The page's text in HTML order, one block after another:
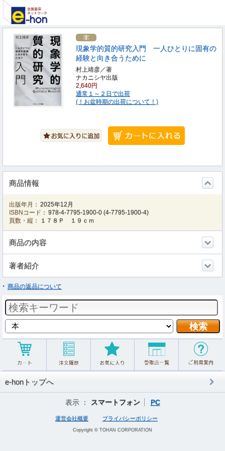
現象学的質的研究入門 一人ひとりに固有の
経験と向き合うために
村上靖彦／著
ナカニシヤ出版
2,640円
通常１～２日で出荷
(！お盆時期の出荷について！)
商品情報
出版年月： 2025年12月
ISBNコード： 978-4-7795-1900-0 (4-7795-1900-4)
頁数・縦：
１７８Ｐ １９ｃｍ
商品の内容
著者紹介
商品の返品について
e-honトップへ
表示 ： スマートフォン PC
運営会社概要 プライバシーポリシー
Copyright © TOHAN CORPORATION